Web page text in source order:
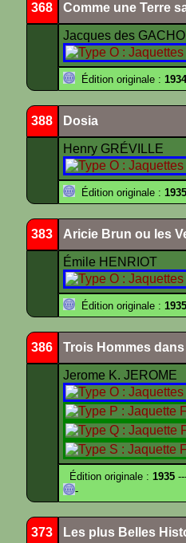
368 Comme une Terre
Jacques des
Édition originale : 1934
388 Dosia
Henry GRÉVILLE
Édition originale : 1935
383 Aricie Brun ou les
Émile HENRIOT
Édition originale : 1935
386 Trois Hommes
Jerome K. JEROME
Édition originale :1935
-
373 Les plus Belles